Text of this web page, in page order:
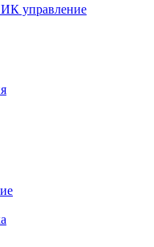
управление